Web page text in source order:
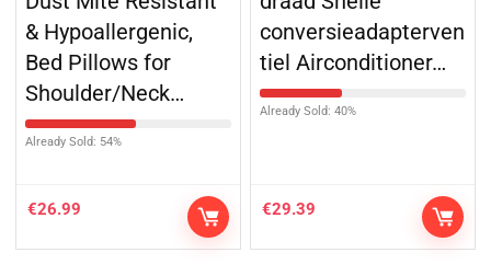
& Hypoallergenic,
Bed Pillows for
Shoulder/Neck…
Already Sold: 54%
€26.99
conversieadapterven
tiel Airconditioner…
Already Sold: 40%
€29.39